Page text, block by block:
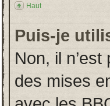
Haut
Puis-je
Non, il
des mises